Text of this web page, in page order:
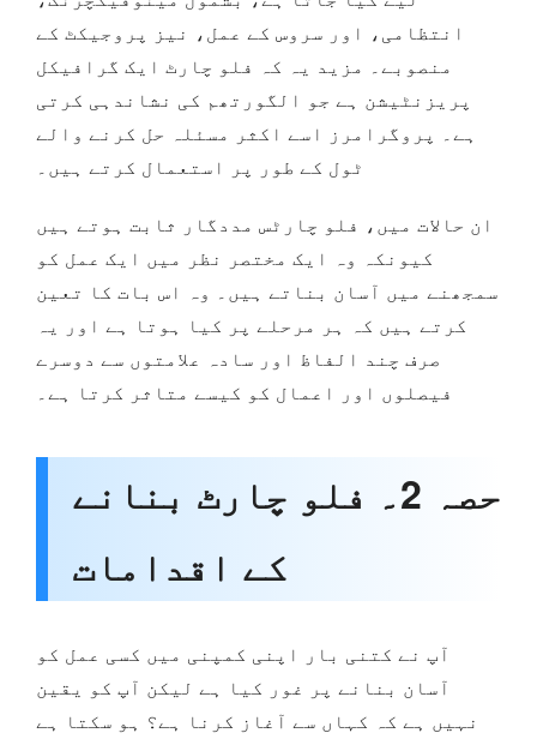
انتظامی، اور سروس کے عمل، نیز پروجیکٹ کے
منصوبے۔ مزید یہ کہ فلو چارٹ ایک گرافیکل
پریزنٹیشن ہے جو الگورتھم کی نشاندہی کرتی
ہے۔ پروگرامرز اسے اکثر مسئلہ حل کرنے والے
ٹول کے طور پر استعمال کرتے ہیں۔
ان حالات میں، فلو چارٹس مددگار ثابت ہوتے ہیں
کیونکہ وہ ایک مختصر نظر میں ایک عمل کو
سمجھنے میں آسان بناتے ہیں۔ وہ اس بات کا تعین
کرتے ہیں کہ ہر مرحلے پر کیا ہوتا ہے اور یہ
صرف چند الفاظ اور سادہ علامتوں سے دوسرے
فیصلوں اور اعمال کو کیسے متاثر کرتا ہے۔
حصہ 2۔ فلو چارٹ بنانے
کے اقدامات
آپ نے کتنی بار اپنی کمپنی میں کسی عمل کو
آسان بنانے پر غور کیا ہے لیکن آپ کو یقین
نہیں ہے کہ کہاں سے آغاز کرنا ہے؟ ہو سکتا ہے